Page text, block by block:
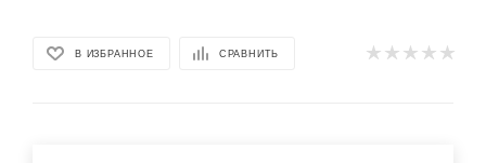
В ИЗБРАННОЕ СРАВНИТЬ